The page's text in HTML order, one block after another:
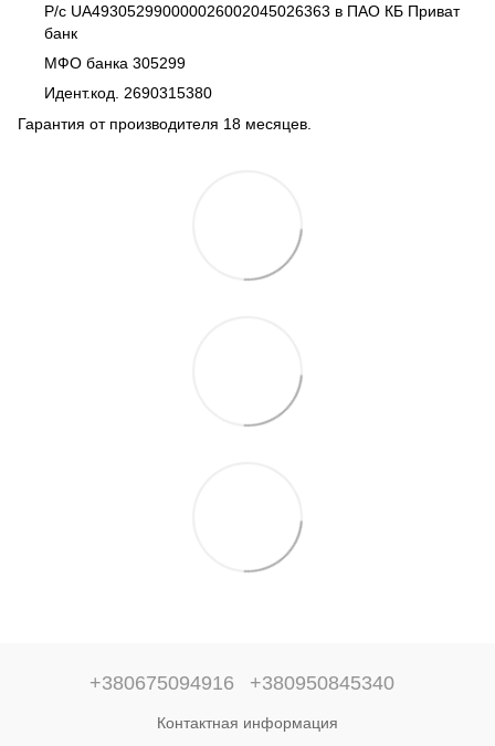
Р/с UA493052990000026002045026363 в ПАО КБ Приват
банк
МФО банка 305299
Идент.код. 2690315380
Гарантия от производителя 18 месяцев.
+380675094916 +380950845340
Контактная информация